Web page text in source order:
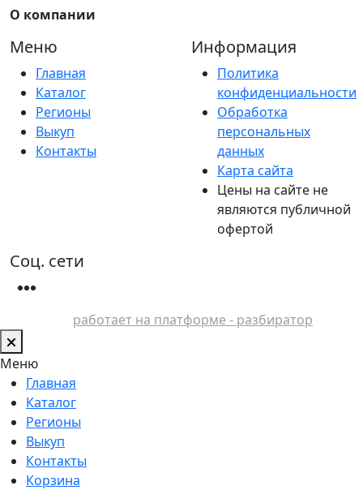
О компании
Меню
Главная
Каталог
Регионы
Выкуп
Контакты
Информация
Политика
конфиденциальности
Обработка
персональных
данных
Карта сайта
Цены на сайте не
являются публичной
офертой
Соц. сети
работает на платформе - разбиратор
Меню
Главная
Каталог
Регионы
Выкуп
Контакты
Корзина